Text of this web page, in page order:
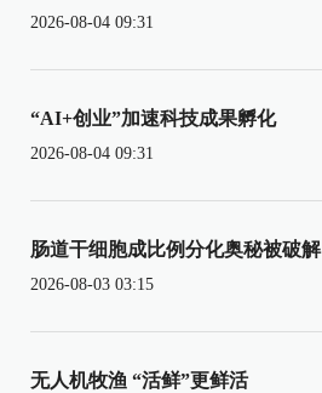
2026-08-04 09:31
“AI+创业”加速科技成果孵化
2026-08-04 09:31
肠道干细胞成比例分化奥秘被破解
2026-08-03 03:15
无人机牧渔 “活鲜”更鲜活